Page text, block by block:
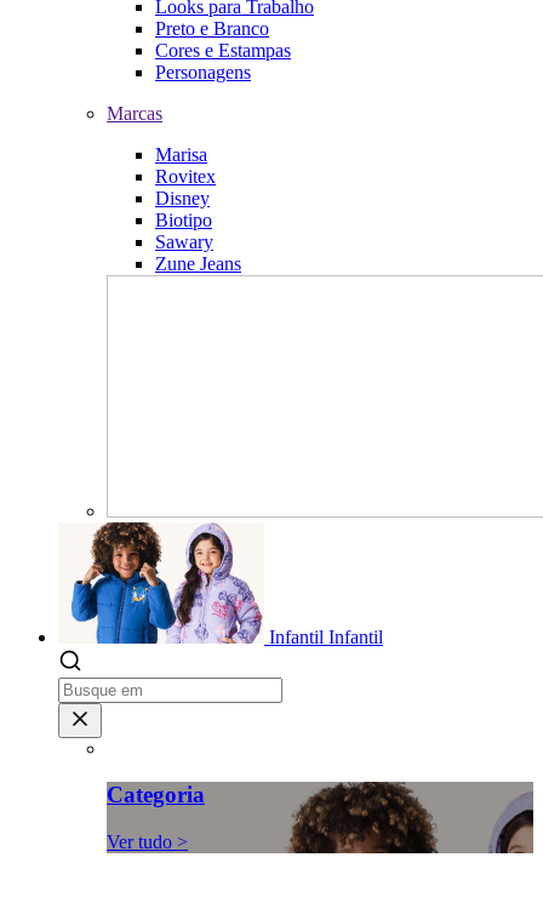
Looks para Trabalho
Preto e Branco
Cores e Estampas
Personagens
Marcas
Marisa
Rovitex
Disney
Biotipo
Sawary
Zune Jeans
Infantil Infantil
Categoria
Ver tudo >